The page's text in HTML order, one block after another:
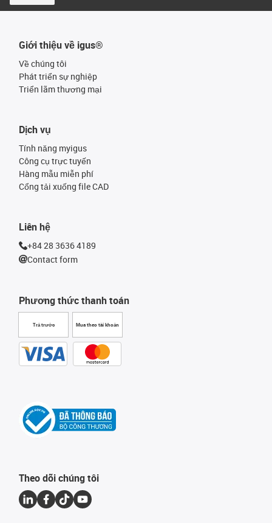
Giới thiệu về igus®
Về chúng tôi
Phát triển sự nghiệp
Triển lãm thương mại
Phương thức thanh toán
Trả trước Mua theo tài khoản
Dịch vụ
Tính năng myigus
Công cụ trực tuyến
Hàng mẫu miễn phí
Cổng tải xuống file CAD
Liên hệ
+84 28 3636 4189
Contact form
Theo dõi chúng tôi